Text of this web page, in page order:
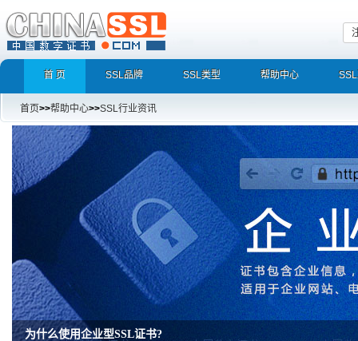
首 页 SSL品牌 SSL类型 帮助中心
首页>>帮助中心>>SSL行业资讯
为什么使用企业型SSL证书?